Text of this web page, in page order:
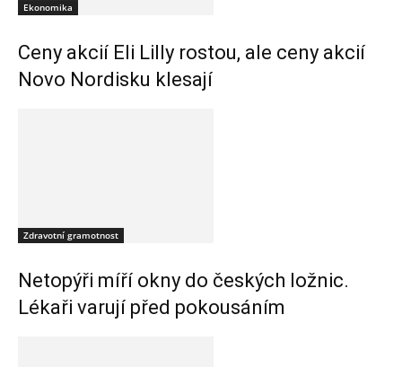
Ekonomika
Ceny akcií Eli Lilly rostou, ale ceny akcií
Novo Nordisku klesají
Zdravotní gramotnost
Netopýři míří okny do českých ložnic.
Lékaři varují před pokousáním